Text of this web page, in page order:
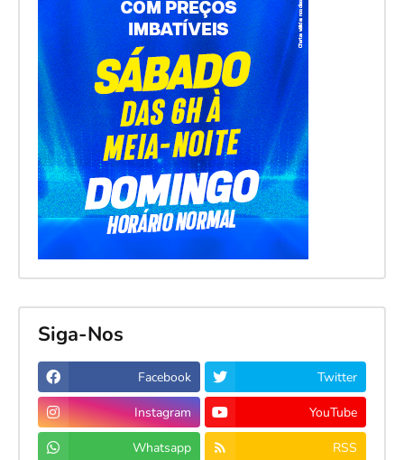
Siga-Nos
Facebook Twitter
Instagram YouTube
Whatsapp RSS